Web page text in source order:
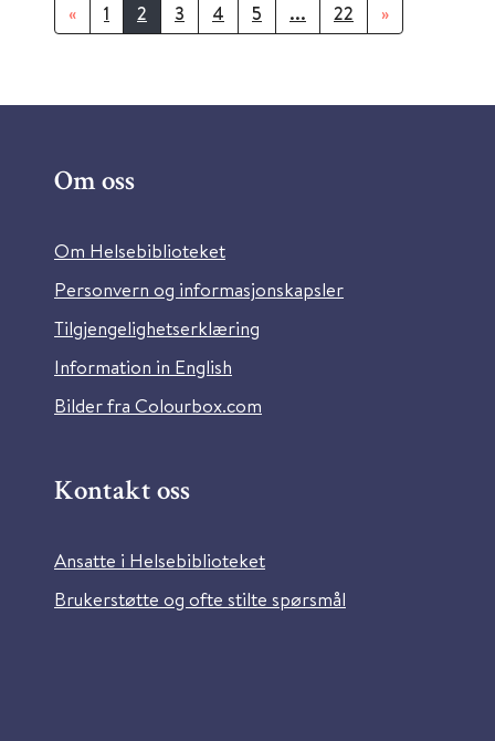
« 1 2 3 4 5 ... 22 »
Om oss
Om Helsebiblioteket
Personvern og informasjonskapsler
Tilgjengelighetserklæring
Information in English
Bilder fra Colourbox.com
Kontakt oss
Ansatte i Helsebiblioteket
Brukerstøtte og ofte stilte spørsmål